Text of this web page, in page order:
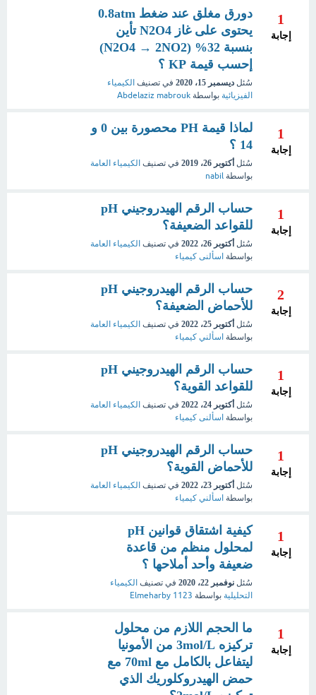
1
إجابة
دورق مغلق عند ضغط 0.8atm
يحتوى على غاز N2O4 تأين
بنسبة 32% (N2O4 → 2NO2)
إحسب قيمة KP ؟
سُئل ديسمبر 15، 2020 في تصنيف الكيمياء
الفيزيائية بواسطة Abdelaziz mabrouk
1
إجابة
لماذا قيمة PH محصورة بين 0 و
14 ؟
سُئل أكتوبر 26، 2019 في تصنيف الكيمياء العامة
بواسطة nabil
1
إجابة
حساب الرقم الهيدروجيني pH
للقواعد الضعيفة؟
سُئل أكتوبر 26، 2022 في تصنيف الكيمياء العامة
بواسطة اسألنى كيمياء
2
إجابة
حساب الرقم الهيدروجيني pH
للأحماض الضعيفة؟
سُئل أكتوبر 25، 2022 في تصنيف الكيمياء العامة
بواسطة اسألني كيمياء
1
إجابة
حساب الرقم الهيدروجيني pH
للقواعد القوية؟
سُئل أكتوبر 24، 2022 في تصنيف الكيمياء العامة
بواسطة اسألنى كيمياء
1
إجابة
حساب الرقم الهيدروجيني pH
للأحماض القوية؟
سُئل أكتوبر 23، 2022 في تصنيف الكيمياء العامة
بواسطة اسألني كيمياء
1
إجابة
كيفية اشتقاق قوانين pH
لمحلول منظم من قاعدة
ضعيفة وأحد أملاحها ؟
سُئل نوفمبر 22، 2020 في تصنيف الكيمياء
التحليلية بواسطة Elmeharby 1123
1
إجابة
ما الحجم اللازم من محلول
تركيزه 3mol/L من الأمونيا
ليتفاعل بالكامل مع 70ml مع
حمض الهيدروكلوريك الذي